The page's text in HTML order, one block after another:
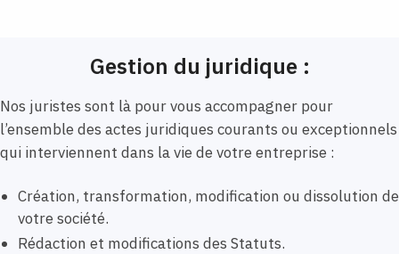
Gestion du juridique :
Nos juristes sont là pour vous accompagner pour
l’ensemble des actes juridiques courants ou exceptionnels
qui interviennent dans la vie de votre entreprise :
Création, transformation, modification ou dissolution de
votre société.
Rédaction et modifications des Statuts.